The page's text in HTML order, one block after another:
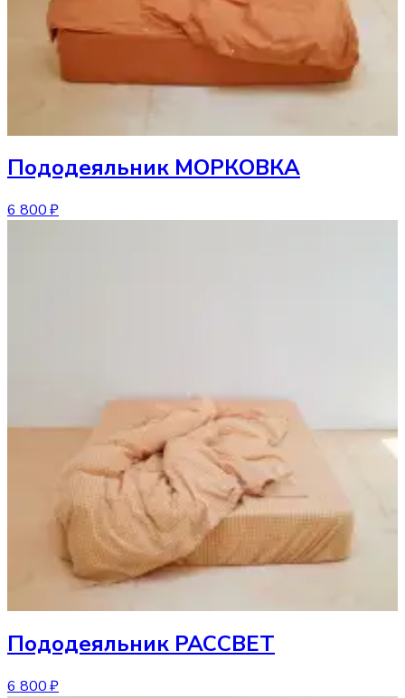
Пододеяльник МОРКОВКА
6 800 ₽
Пододеяльник РАССВЕТ
6 800 ₽